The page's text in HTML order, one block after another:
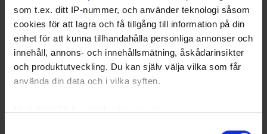
som t.ex. ditt IP-nummer, och använder teknologi såsom
cookies för att lagra och få tillgång till information på din
enhet för att kunna tillhandahålla personliga annonser och
innehåll, annons- och innehållsmätning, åskådarinsikter
och produktutveckling. Du kan själv välja vilka som får
använda din data och i vilka syften.